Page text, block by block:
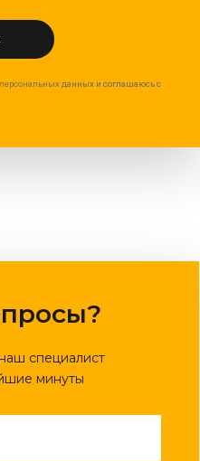
персональных данных и соглашаюсь с
специалист
минуты